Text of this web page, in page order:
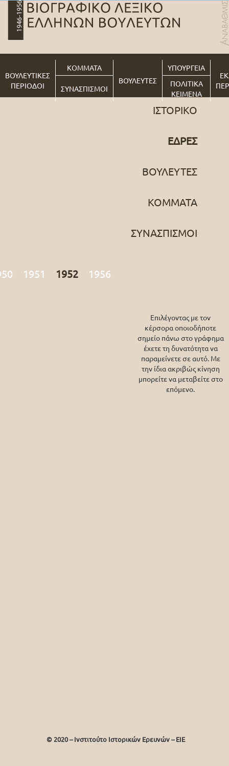
ΒΟΥΛΕΥΤΙΚΕΣ
ΠΕΡΙΟΔΟΙ
ΚΟΜΜΑΤΑ
ΒΟΥΛΕΥΤΕΣ
ΥΠΟΥΡΓΕΙΑ
ΣΥΝΑΣΠΙΣΜΟΙ
ΠΟΛΙΤΙΚΑ
ΚΕΙΜΕΝΑ
ΙΣΤΟΡΙΚΟ
ΕΔΡΕΣ
ΒΟΥΛΕΥΤΕΣ
ΚΟΜΜΑΤΑ
ΣΥΝΑΣΠΙΣΜΟΙ
1951 1952 1956
Επιλέγοντας με τον
κέρσορα οποιοδήποτε
σημείο πάνω στο γράφημα
έχετε τη δυνατότητα να
παραμείνετε σε αυτό. Με
την ίδια ακριβώς κίνηση
μπορείτε να μεταβείτε στο
επόμενο.
© 2020 – Ινστιτούτο Ιστορικών Ερευνών – EIE